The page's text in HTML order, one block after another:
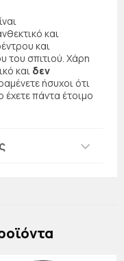
και
και
του σπιτιού. Χάρη
και δεν
ήσυχοι ότι
έχετε πάντα έτοιμο